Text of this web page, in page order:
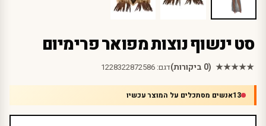
סט ינשוף נוצות מפואר פרימיום
★★★★★ (0 ביקורות) דגם: 1228322872586
13אנשים מסתכלים על המוצר עכשיו